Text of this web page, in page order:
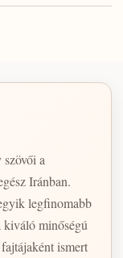
a
Iránban.
legfinomabb
minőségú
ismert